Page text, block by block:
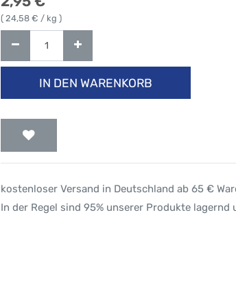
( 24,58 € / kg )
IN DEN WARENKORB
kostenloser Versand in Deutschland ab 65 €
In der Regel sind 95% unserer Produkte